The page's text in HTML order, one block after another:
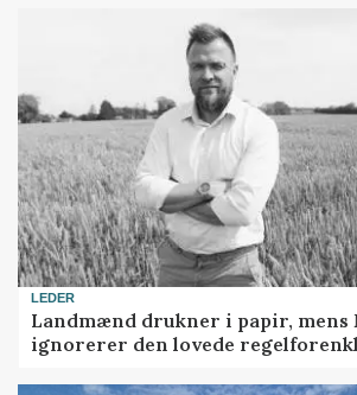
LEDER
Landmænd drukner i papir, mens
ignorerer den lovede